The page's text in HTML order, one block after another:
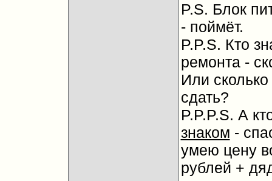
P.S. Блок
- поймёт.
P.P.S. Кто
ремонта -
Или
сдать?
P.P.P.S. А
знаком -
умею цену
рублей +